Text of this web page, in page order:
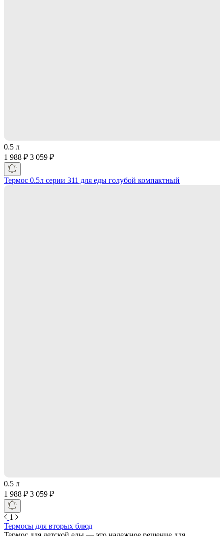
0.5 л
1 988 ₽ 3 059 ₽
Термос 0.5л серии 311 для еды голубой компактный
0.5 л
1 988 ₽ 3 059 ₽
1
Термосы для вторых блюд